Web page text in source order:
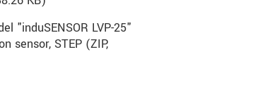
"induSENSOR LVP-25"
sensor, STEP (ZIP,